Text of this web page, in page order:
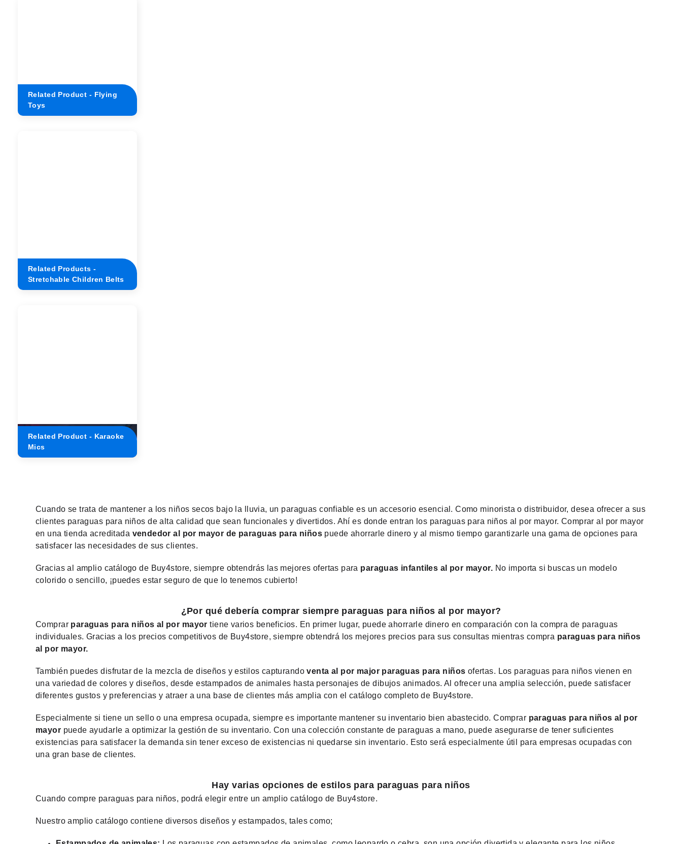
Related Product - Flying
Toys
Related Products -
Stretchable Children Belts
Related Product - Karaoke
Mics
Cuando se trata de mantener a los niños secos bajo la lluvia, un paraguas confiable es un accesorio esencial. Como minorista o distribuidor, desea ofrecer a sus
clientes paraguas para niños de alta calidad que sean funcionales y divertidos. Ahí es donde entran los paraguas para niños al por mayor. Comprar al por mayor
en una tienda acreditada vendedor al por mayor de paraguas para niños puede ahorrarle dinero y al mismo tiempo garantizarle una gama de opciones para
satisfacer las necesidades de sus clientes.
Gracias al amplio catálogo de Buy4store, siempre obtendrás las mejores ofertas para paraguas infantiles al por mayor. No importa si buscas un modelo
colorido o sencillo, ¡puedes estar seguro de que lo tenemos cubierto!
¿Por qué debería comprar siempre paraguas para niños al por mayor?
Comprar paraguas para niños al por mayor tiene varios beneficios. En primer lugar, puede ahorrarle dinero en comparación con la compra de paraguas
individuales. Gracias a los precios competitivos de Buy4store, siempre obtendrá los mejores precios para sus consultas mientras compra paraguas para niños
al por mayor.
También puedes disfrutar de la mezcla de diseños y estilos capturandoventa al por major paraguas para niños ofertas. Los paraguas para niños vienen en
una variedad de colores y diseños, desde estampados de animales hasta personajes de dibujos animados. Al ofrecer una amplia selección, puede satisfacer
diferentes gustos y preferencias y atraer a una base de clientes más amplia con el catálogo completo de Buy4store.
Especialmente si tiene un sello o una empresa ocupada, siempre es importante mantener su inventario bien abastecido. Comprar paraguas para niños al por
mayor puede ayudarle a optimizar la gestión de su inventario. Con una colección constante de paraguas a mano, puede asegurarse de tener suficientes
existencias para satisfacer la demanda sin tener exceso de existencias ni quedarse sin inventario. Esto será especialmente útil para empresas ocupadas con
una gran base de clientes.
Hay varias opciones de estilos para paraguas para niños
Cuando compre paraguas para niños, podrá elegir entre un amplio catálogo de Buy4store.
Nuestro amplio catálogo contiene diversos diseños y estampados, tales como;